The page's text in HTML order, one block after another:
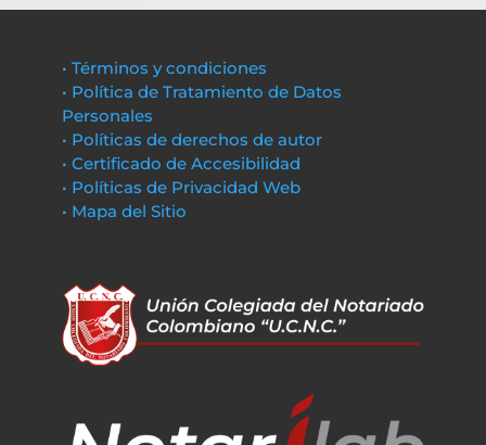
• Términos y condiciones
• Política de Tratamiento de Datos
Personales
• Políticas de derechos de autor
• Certificado de Accesibilidad
• Políticas de Privacidad Web
• Mapa del Sitio